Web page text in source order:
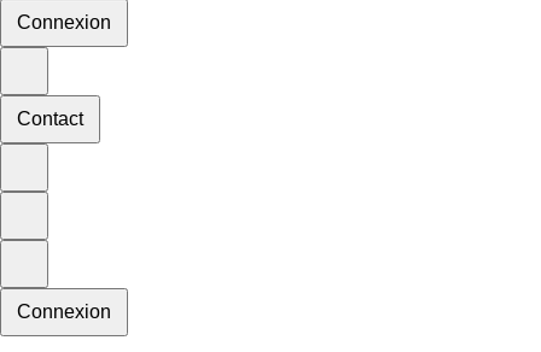
Connexion
Contact
Connexion